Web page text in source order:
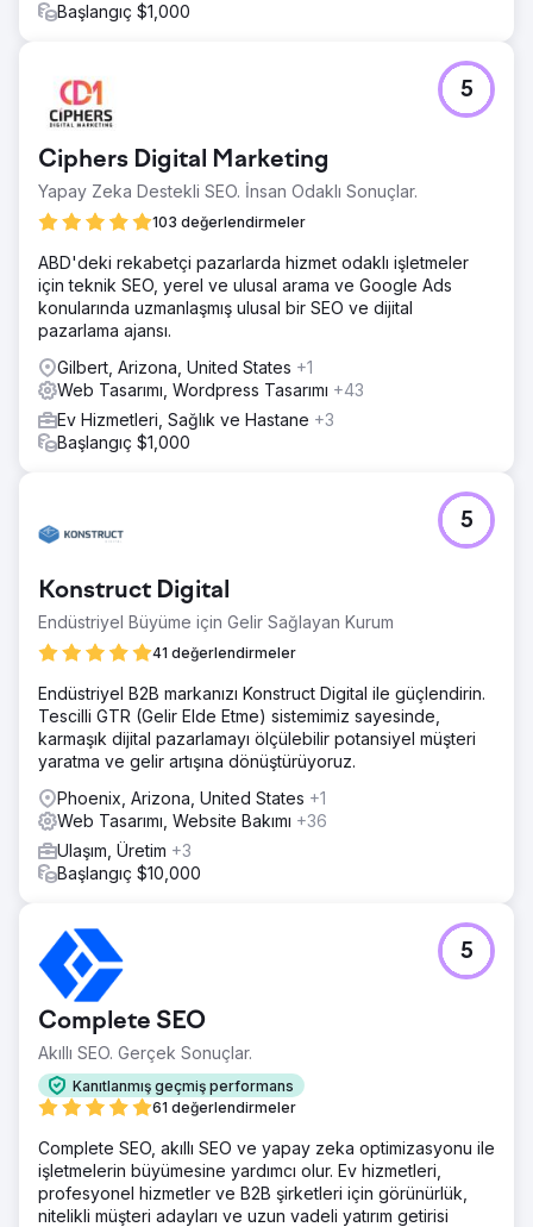
Başlangıç $1,000
Ciphers Digital Marketing
Yapay Zeka Destekli SEO. İnsan Odaklı Sonuçlar.
103 değerlendirmeler
5
ABD'deki rekabetçi pazarlarda hizmet odaklı işletmeler
için teknik SEO, yerel ve ulusal arama ve Google Ads
konularında uzmanlaşmış ulusal bir SEO ve dijital
pazarlama ajansı.
Gilbert, Arizona, United States +1
Web Tasarımı, Wordpress Tasarımı +43
Ev Hizmetleri, Sağlık ve Hastane +3
Başlangıç $1,000
Konstruct Digital
Endüstriyel Büyüme için Gelir Sağlayan Kurum
41 değerlendirmeler
5
Endüstriyel B2B markanızı Konstruct Digital ile güçlendirin.
Tescilli GTR (Gelir Elde Etme) sistemimiz sayesinde,
karmaşık dijital pazarlamayı ölçülebilir potansiyel müşteri
yaratma ve gelir artışına dönüştürüyoruz.
Phoenix, Arizona, United States +1
Web Tasarımı, Website Bakımı +36
Ulaşım, Üretim +3
Başlangıç $10,000
Complete SEO
Akıllı SEO. Gerçek Sonuçlar.
Kanıtlanmış geçmiş performans
61 değerlendirmeler
5
Complete SEO, akıllı SEO ve yapay zeka optimizasyonu ile
işletmelerin büyümesine yardımcı olur. Ev hizmetleri,
profesyonel hizmetler ve B2B şirketleri için görünürlük,
nitelikli müşteri adayları ve uzun vadeli yatırım getirisi